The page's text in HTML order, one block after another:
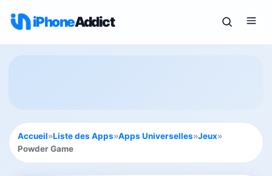
iPhoneAddict
Accueil»Liste des Apps»Apps Universelles»Jeux»
Powder Game